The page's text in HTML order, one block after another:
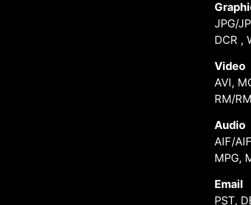
JPG/
DCR ,
Video
AVI,
RM/
Audio
AIF/
MPG,
Email
PST,